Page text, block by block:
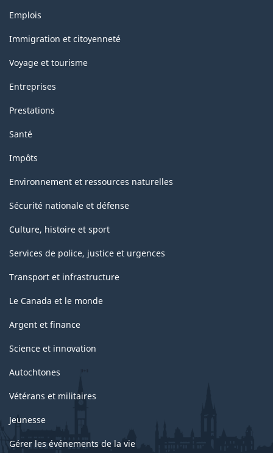
Thèmes
sujets
Emplois
Immigration et citoyenneté
Voyage et tourisme
Entreprises
Prestations
Santé
Impôts
Environnement et ressources naturelles
Sécurité nationale et défense
Culture, histoire et sport
Services de police, justice et urgences
Transport et infrastructure
Le Canada et le monde
Argent et finance
Science et innovation
Autochtones
Vétérans et militaires
Jeunesse
Gérer les événements de la vie